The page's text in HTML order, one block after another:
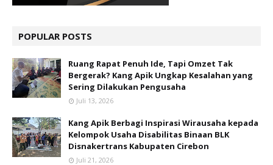
POPULAR POSTS
Ruang Rapat Penuh Ide, Tapi Omzet Tak
Bergerak? Kang Apik Ungkap Kesalahan yang
Sering Dilakukan Pengusaha
Juli 13, 2026
Kang Apik Berbagi Inspirasi Wirausaha kepada
Kelompok Usaha Disabilitas Binaan BLK
Disnakertrans Kabupaten Cirebon
Juli 21, 2026